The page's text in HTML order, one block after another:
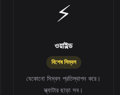
⚡
ওয়াইল্ড
বিশেষ সিম্বল
যেকোনো সিম্বল প্রতিস্থাপন করে।
স্ক্যাটার ছাড়া সব।